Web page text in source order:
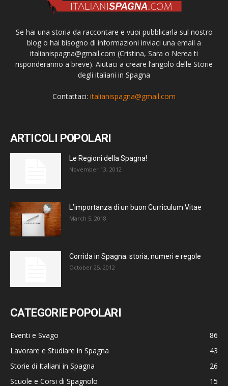
Se hai una storia da raccontare e vuoi pubblicarla sul nostro
blog o hai bisogno di informazioni inviaci una email a
italianispagna@gmail.com (Cristina, Sara o Nerea ti
risponderanno a breve). Aiutaci a creare l’angolo delle Storie
degli italiani in Spagna
Contattaci: italianispagna@gmail.com
ARTICOLI POPOLARI
Le Regioni della Spagna!
November 13, 2012
L’importanza di un buon Curriculum Vitae
March 5, 2018
Corrida in Spagna: storia, numeri e regole
October 25, 2012
CATEGORIE POPOLARI
Eventi e Svago
86
Lavorare e Studiare in Spagna
43
Storie di Italiani in Spagna
26
Scuole e Corsi di Spagnolo
15